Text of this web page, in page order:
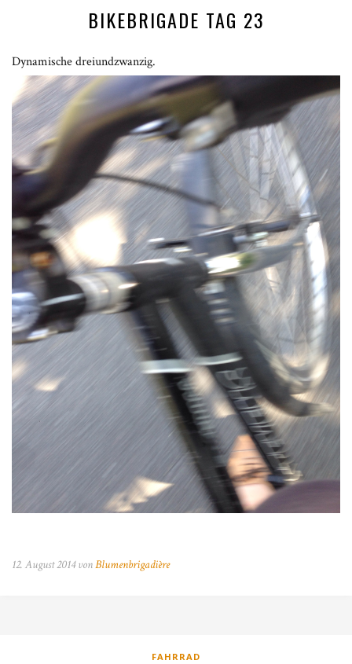
BIKEBRIGADE TAG 23
Dynamische dreiundzwanzig.
12. August 2014 vonBlumenbrigadière
FAHRRAD